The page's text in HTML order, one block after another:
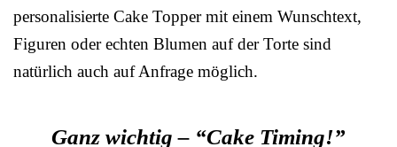
personalisierte Cake Topper mit einem Wunschtext,
Figuren oder echten Blumen auf der Torte sind
natürlich auch auf Anfrage möglich.
Ganz wichtig – “Cake Timing!”